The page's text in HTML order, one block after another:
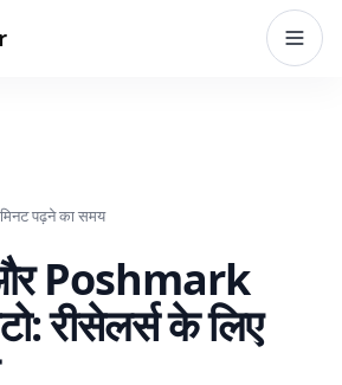
मिनट पढ़ने का समय
Poshmark
रीसेलर्स के लिए